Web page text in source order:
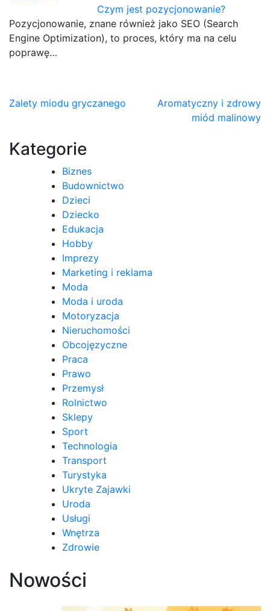
Czym jest pozycjonowanie?
Pozycjonowanie, znane również jako SEO (Search
Engine Optimization), to proces, który ma na celu
poprawę…
Nawigacja
Zalety miodu gryczanego
Aromatyczny i zdrowy
miód malinowy
Kategorie
Biznes
Budownictwo
Dzieci
Dziecko
Edukacja
Hobby
Imprezy
Marketing i reklama
Moda
Moda i uroda
Motoryzacja
Nieruchomości
Obcojęzyczne
Praca
Prawo
Przemysł
Rolnictwo
Sklepy
Sport
Technologia
Transport
Turystyka
Ukryte Zajawki
Uroda
Usługi
Wnętrza
Zdrowie
Nowości